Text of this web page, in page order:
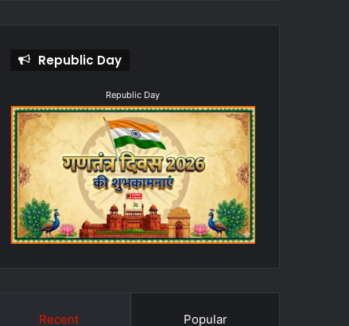
Republic Day
Republic Day
Recent Popular